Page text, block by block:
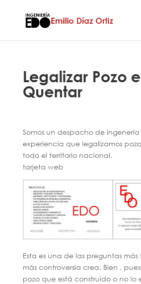
Legalizar Pozo
Quentar
Somos un despacho de
experiencia que legalizamos
todo el territorio nacional.
tarjeta web
Esta es una de las preguntas
más controversia crea. Bien ,
pozo que está construido o no lo